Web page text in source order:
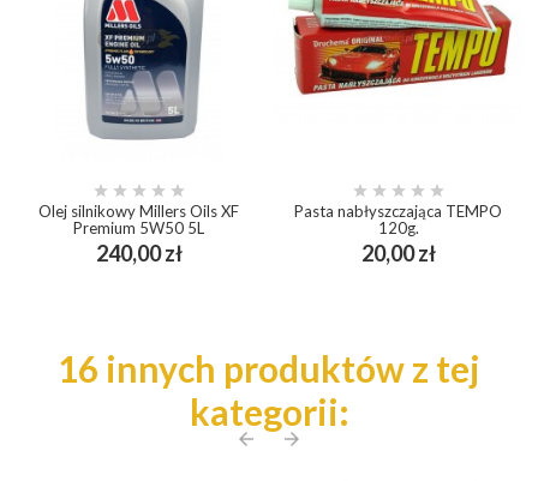
    
Olej silnikowy Millers Oils XF
Premium 5W50 5L
240,00 złCena
    
Pasta nabłyszczająca TEMPO
120g.
20,00 złCena
16 innych produktów z tej
kategorii:
arrow_back arrow_forward